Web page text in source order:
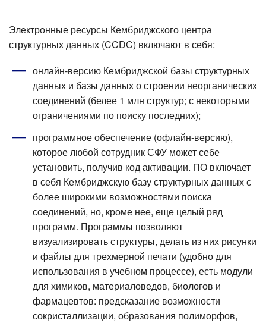
Электронные ресурсы Кембриджского центра
структурных данных (CCDC) включают в себя:
онлайн-версию Кембриджской базы структурных
данных и базы данных о строении неорганических
соединений (белее 1 млн структур; с некоторыми
ограничениями по поиску последних);
программное обеспечение (офлайн-версию),
которое любой сотрудник СФУ может себе
установить, получив код активации. ПО включает
в себя Кембриджскую базу структурных данных с
более широкими возможностями поиска
соединений, но, кроме нее, еще целый ряд
программ. Программы позволяют
визуализировать структуры, делать из них рисунки
и файлы для трехмерной печати (удобно для
использования в учебном процессе), есть модули
для химиков, материаловедов, биологов и
фармацевтов: предсказание возможности
сокристаллизации, образования полиморфов,